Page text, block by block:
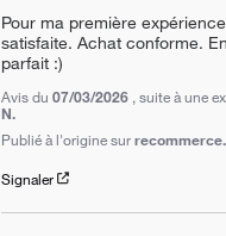
Pour ma première
satisfaite. Achat conforme.
parfait :)
Avis du 07/03/2026 , suite à une
N.
Publié à l'origine sur
Signaler